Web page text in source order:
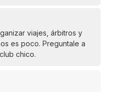
viajes, árbitros y
es poco. Preguntale a
chico.